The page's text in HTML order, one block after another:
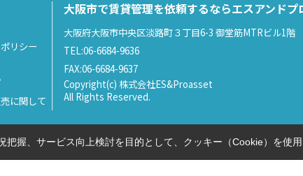
リシー
に関して
大阪市で賃貸管理を依頼するならエスアンドプ
大阪府大阪市中央区淡路町３丁目6-3 御堂筋MTRビル1階
TEL:06-6684-9636
FAX:06-6684-9637
Copyright(c) 株式会社ES&Proasset
All Rights Reserved.
把握、サービス向上検討を目的として、クッキー（Cookie）を使用